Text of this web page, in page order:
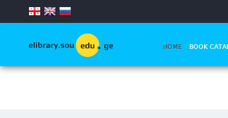
.
HOME BOOK